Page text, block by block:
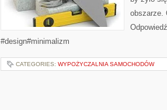
obszarze.
#design#minimalizm
CATEGORIES: WYPOŻYCZALNIA SAMOCHODÓW